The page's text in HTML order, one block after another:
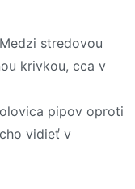
stredovou
krivkou, cca v
pipov oproti
vidieť v